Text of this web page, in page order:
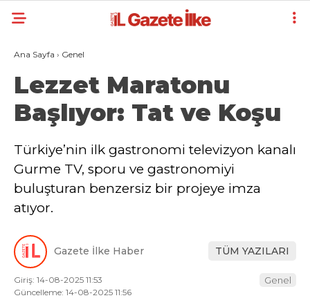
Ana Sayfa › Genel
Lezzet Maratonu
Başlıyor: Tat ve Koşu
Türkiye’nin ilk gastronomi televizyon kanalı
Gurme TV, sporu ve gastronomiyi
buluşturan benzersiz bir projeye imza
atıyor.
Gazete İlke Haber TÜM YAZILARI
Giriş: 14-08-2025 11:53
Güncelleme: 14-08-2025 11:56
Genel